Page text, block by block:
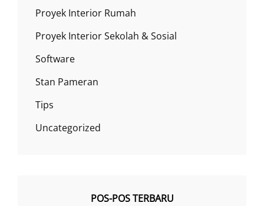
Proyek Interior Rumah
Proyek Interior Sekolah & Sosial
Software
Stan Pameran
Tips
Uncategorized
POS-POS TERBARU